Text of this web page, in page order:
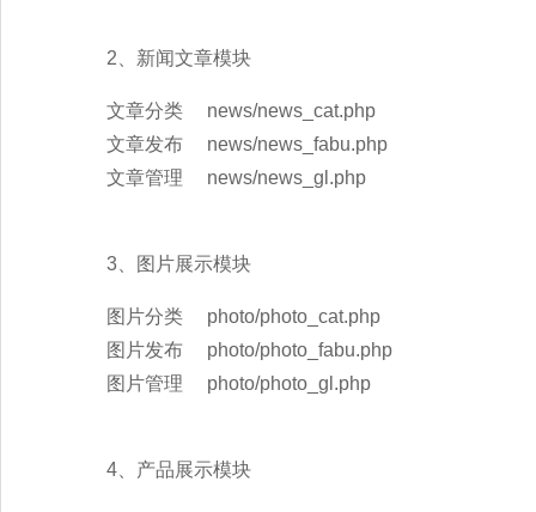
2、新闻文章模块
文章分类 news/news_cat.php
文章发布 news/news_fabu.php
文章管理 news/news_gl.php
3、图片展示模块
图片分类 photo/photo_cat.php
图片发布 photo/photo_fabu.php
图片管理 photo/photo_gl.php
4、产品展示模块